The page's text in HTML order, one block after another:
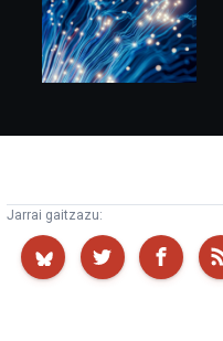
Jarrai gaitzazu: